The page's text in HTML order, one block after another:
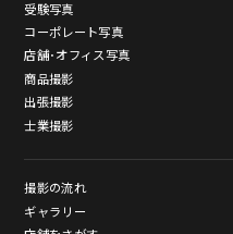
受験写真
コーポレート写真
店舗･オフィス写真
商品撮影
出張撮影
士業撮影
撮影の流れ
ギャラリー